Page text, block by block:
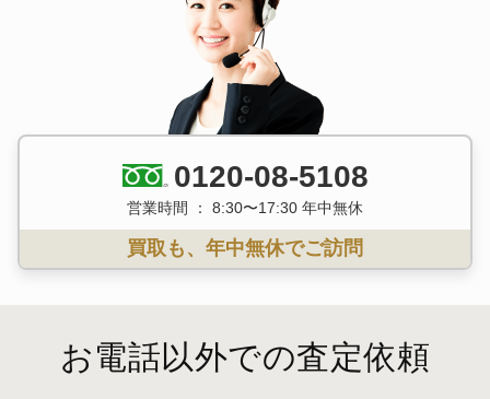
0120-08-5108
営業時間 ： 8:30〜17:30 年中無休
買取も、年中無休でご訪問
お電話以外での査定依頼